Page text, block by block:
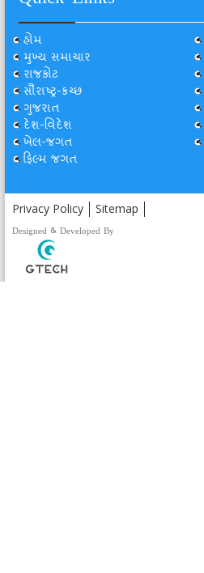
હોમ
મુખ્ય સમાચાર
રાજકોટ
સૌરાષ્ટ્ર-કચ્છ
ગુજરાત
દેશ-વિદેશ
ખેલ-જગત
ફિલ્મ જગત
Privacy Policy Sitemap
Designed & Developed By